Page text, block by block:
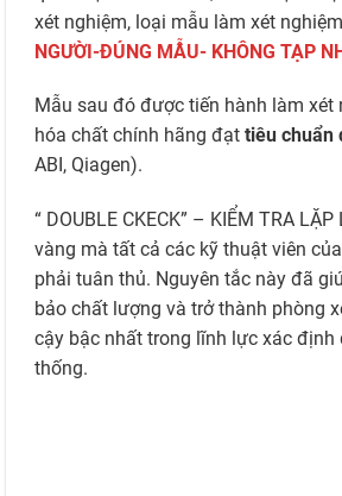
xét nghiệm, loại mẫu làm xét
NGƯỜI-ĐÚNG MẪU- KHÔNG TẠP
Mẫu sau đó được tiến hành làm xét
hóa chất chính hãng đạt tiêu chuẩn
ABI, Qiagen).
“ DOUBLE CKECK” – KIỂM TRA
vàng mà tất cả các kỹ thuật viên của
phải tuân thủ. Nguyên tắc này đã
bảo chất lượng và trở thành phòng
cậy bậc nhất trong lĩnh lực xác định
thống.